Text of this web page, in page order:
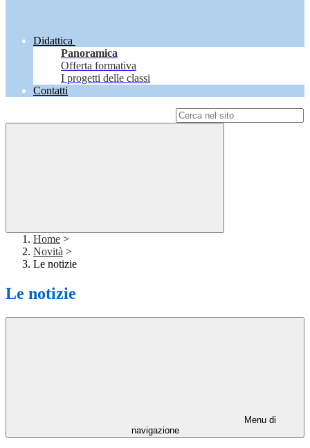
Didattica
Panoramica
Offerta formativa
I progetti delle classi
Contatti
Home >
Novità >
Le notizie
Le notizie
Menu di
navigazione